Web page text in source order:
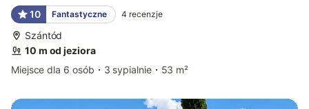
10 Fantastyczne 4 recenzje
Szántód
10 m od jeziora
Miejsce dla 6 osób
3 sypialnie 53 m²